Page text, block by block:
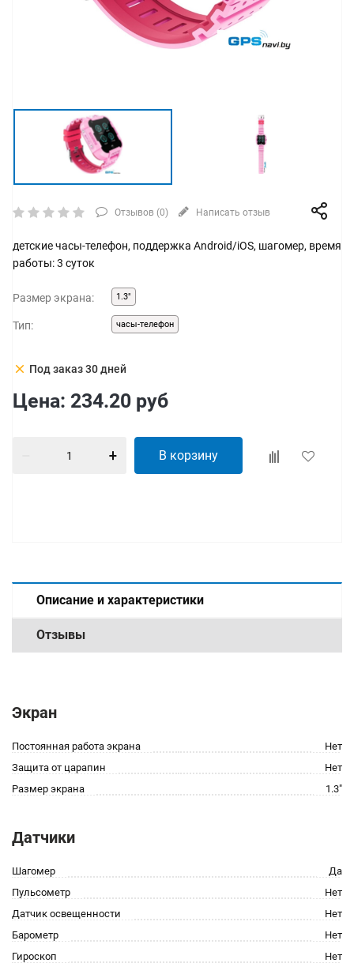
Отзывов (0) Написать отзыв
детские часы-телефон, поддержка Android/iOS, шагомер, время
работы: 3 суток
Размер экрана: 1.3"
Тип: часы-телефон
clear Под заказ 30 дней
Цена: 234.20 руб
В корзину
Описание и характеристики
Отзывы
Экран
Постоянная работа экрана
Нет
Защита от царапин
Нет
Размер экрана
1.3"
Датчики
Шагомер
Да
Пульсометр
Нет
Датчик освещенности
Нет
Барометр
Нет
Гироскоп
Нет